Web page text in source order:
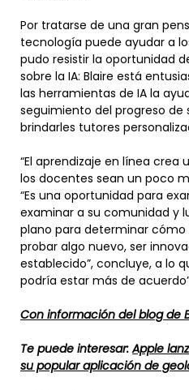
Por tratarse de una gran
tecnología puede ayudar a
pudo resistir la oportunidad
sobre la IA: Blaire está
las herramientas de IA la
seguimiento del progreso de
brindarles tutores
“El aprendizaje en línea
los docentes sean un poco
“Es una oportunidad para
examinar a su comunidad y
plano para determinar cómo
probar algo nuevo, ser
establecido”, concluye, a lo
podría estar más de
Con información del blog de
Te puede interesar:Apple
su popular aplicación de